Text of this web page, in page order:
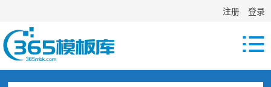
注册 登录